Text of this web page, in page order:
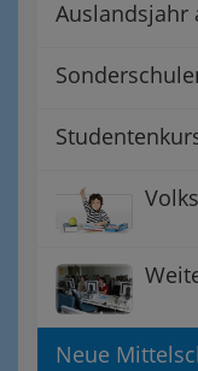
Auslandsjahr
Neue